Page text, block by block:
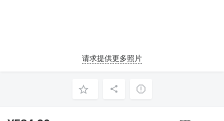
请求提供更多照片